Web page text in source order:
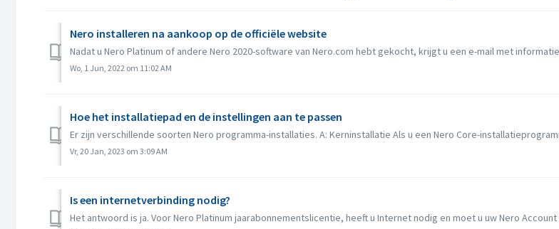
Nero installeren na aankoop op de officiële website
Nadat u Nero Platinum of andere Nero 2020-software van Nero.com hebt gekocht, krijgt u een e-mail met
Wo, 1 Jun, 2022 om 11:02 AM
Hoe het installatiepad en de instellingen aan te passen
Er zijn verschillende soorten Nero programma-installaties. A: Kerninstallatie Als u een Nero Core-
Vr, 20 Jan, 2023 om 3:09 AM
Is een internetverbinding nodig?
Het antwoord is ja. Voor Nero Platinum jaarabonnementslicentie, heeft u Internet nodig en moet u uw Nero